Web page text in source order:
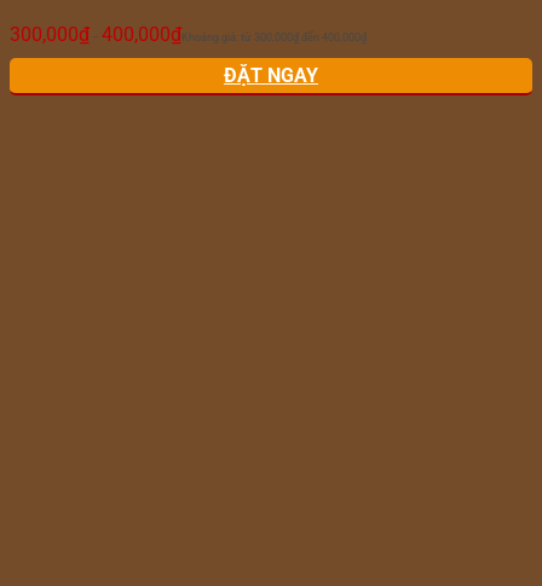
300,000₫ – 400,000₫ Khoảng giá: từ 300,000₫ đến 400,000₫
ĐẶT NGAY